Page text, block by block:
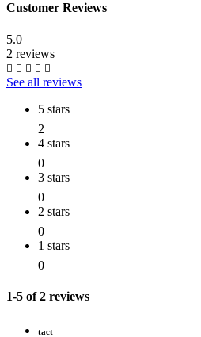
Customer Reviews
5.0
2 reviews
See all reviews
5 stars
2
4 stars
0
3 stars
0
2 stars
0
1 stars
0
1-5 of 2 reviews
tact